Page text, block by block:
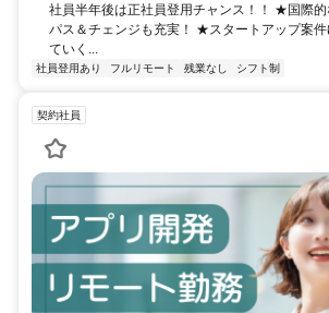
社員半年後は正社員登用チャンス！！ ★国際
パス＆チェンジも充実！ ★スタートアップ案
ていく...
社員登用あり フルリモート 残業なし シフト制
契約社員